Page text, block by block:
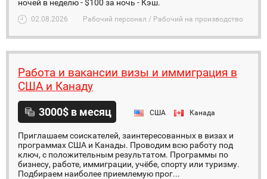
ночей в неделю - $100 за ночь - Кэш.
02.08.2026 Рабочий персонал / Рабочий на производство
Работа и вакансии визы и иммиграция в
США и Канаду
3000$ в месяц США Канада
Приглашаем соискателей, заинтересованных в визах и
программах США и Канады. Проводим всю работу под
ключ, с положительным результатом. Программы по
бизнесу, работе, иммиграции, учёбе, спорту или туризму.
Подбираем наиболее приемлемую прог...